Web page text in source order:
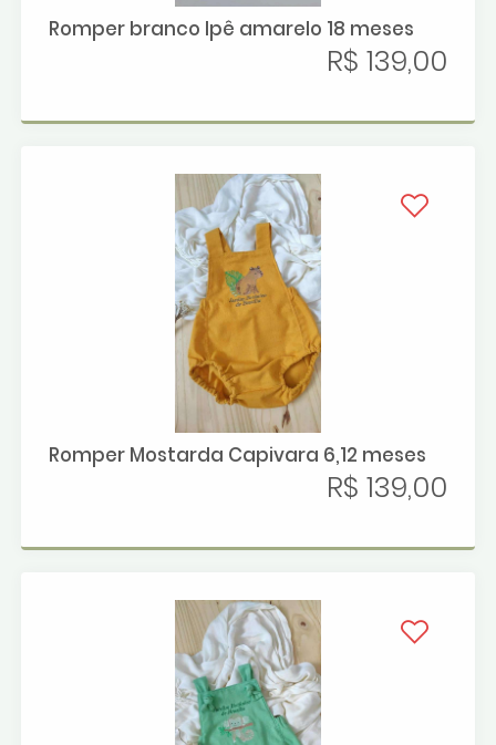
Romper branco Ipê amarelo 18 meses
R$ 139,00
Romper Mostarda Capivara 6,12 meses
R$ 139,00